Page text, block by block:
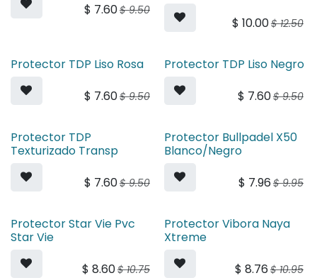
$ 7.60$9.50
$ 10.00$12.50
Protector TDP Liso Rosa
$ 7.60$9.50
Protector TDP Liso Negro
$ 7.60$9.50
Protector TDP
Texturizado Transp
$ 7.60$9.50
Protector Bullpadel X50
Blanco/Negro
$ 7.96 $9.95
Protector Star Vie Pvc
Star Vie
$ 8.60$10.75
Protector Vibora Naya
Xtreme
$ 8.76 $10.95